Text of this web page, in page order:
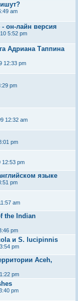
am
он-лайн версия
5:52 pm
Адриана Таппина
12:33 pm
pm
12:32 am
pm
12:53 pm
языке
pm
am
the Indian
pm
и S. lucipinnis
pm
Aceh,
pm
pm